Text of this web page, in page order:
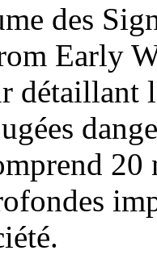
des
Early
détaillant
20